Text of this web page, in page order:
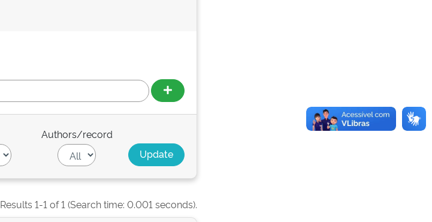
Authors/record
Results 1-1 of 1 (Search time: 0.001 seconds).